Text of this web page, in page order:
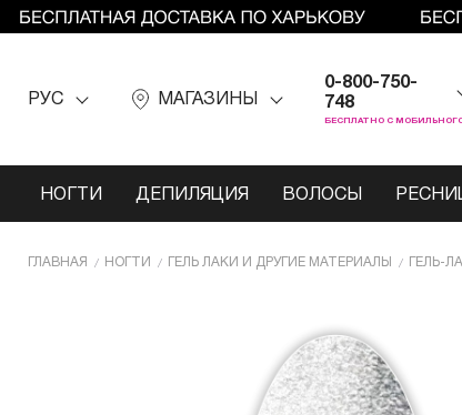
РУС МАГАЗИНЫ
0-800-750-
748
БЕСПЛАТНО С
НОГТИ ДЕПИЛЯЦИЯ ВОЛОСЫ
ГЛАВНАЯ НОГТИ ГЕЛЬ ЛАКИ И ДРУГИЕ МАТЕРИАЛЫ ГЕЛЬ-